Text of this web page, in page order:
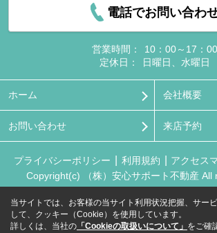
電話でお問い合わ
営業時間：
10：00～17：00
定休日：
日曜日、水曜日
ホーム 会社概要
お問い合わせ 来店予約
プライバシーポリシー 利用規約 アクセス
Copyright(c) （株）安心サポート不動産 All
当サイトでは、お客様の当サイト利用状況把握、サー
して、クッキー（Cookie）を使用しています。
詳しくは、当社の 「Cookieの取扱いについて」 をご確